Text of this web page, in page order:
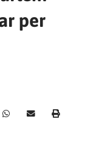
per